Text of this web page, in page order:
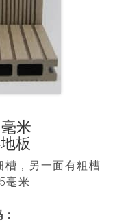
米
板
，另一面有粗槽
毫米